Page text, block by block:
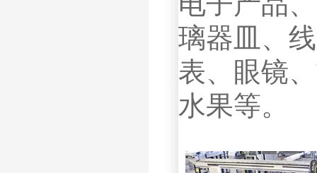
璃器皿、
表、眼镜
水果等。